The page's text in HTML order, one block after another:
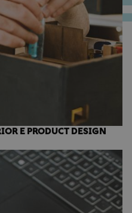
E PRODUCT DESIGN